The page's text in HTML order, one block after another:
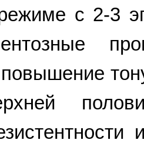
с 2-3
повышение